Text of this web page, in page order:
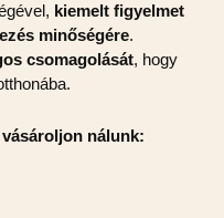
kiemelt figyelmet
minőségére.
csomagolását, hogy
nálunk: